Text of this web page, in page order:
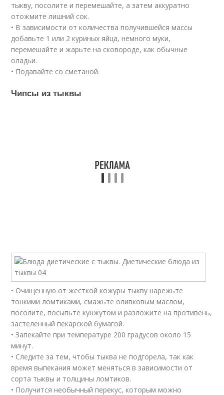
тыкву, посолите и перемешайте, а затем аккуратно
отожмите лишний сок.
• В зависимости от количества получившейся массы
добавьте 1 или 2 куриных яйца, немного муки,
перемешайте и жарьте на сковороде, как обычные
оладьи.
• Подавайте со сметаной.
Чипсы из тыквы
• Очищенную от жесткой кожуры тыкву нарежьте
тонкими ломтиками, смажьте оливковым маслом,
посолите, посыпьте кунжутом и разложите на противень,
застеленный пекарской бумагой.
• Запекайте при температуре 200 градусов около 15
минут.
• Следите за тем, чтобы тыква не подгорела, так как
время выпекания может меняться в зависимости от
сорта тыквы и толщины ломтиков.
• Получится необычный перекус, которым можно